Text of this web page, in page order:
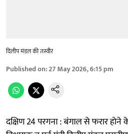
दिलीप मंडल की तस्वीर
Published on:27 May 2026, 6:15 pm
दक्षिण 24 परगना : बंगाल से फरार